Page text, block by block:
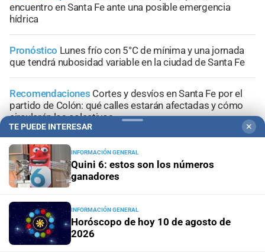
encuentro en Santa Fe ante una posible emergencia
hídrica
Pronóstico Lunes frío con 5°C de mínima y una jornada
que tendrá nubosidad variable en la ciudad de Santa Fe
Recomendaciones Cortes y desvíos en Santa Fe por el
partido de Colón: qué calles estarán afectadas y cómo
circularán los colectivos
+Sucesos
TE PUEDE INTERESAR ✕
INFORMACIÓN GENERAL
Quini 6: estos son los números
ganadores
INFORMACIÓN GENERAL
Horóscopo de hoy 10 de agosto de
2026